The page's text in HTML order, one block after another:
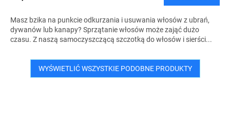
Masz bzika na punkcie odkurzania i usuwania włosów z ubrań,
dywanów lub kanapy? Sprzątanie włosów może zająć dużo
czasu. Z naszą samoczyszczącą szczotką do włosów i sierści...
WYŚWIETLIĆ WSZYSTKIE PODOBNE PRODUKTY